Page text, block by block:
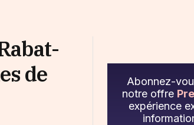
de
Abonnez-
notre offre
expérience